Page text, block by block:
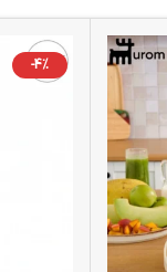
-4%